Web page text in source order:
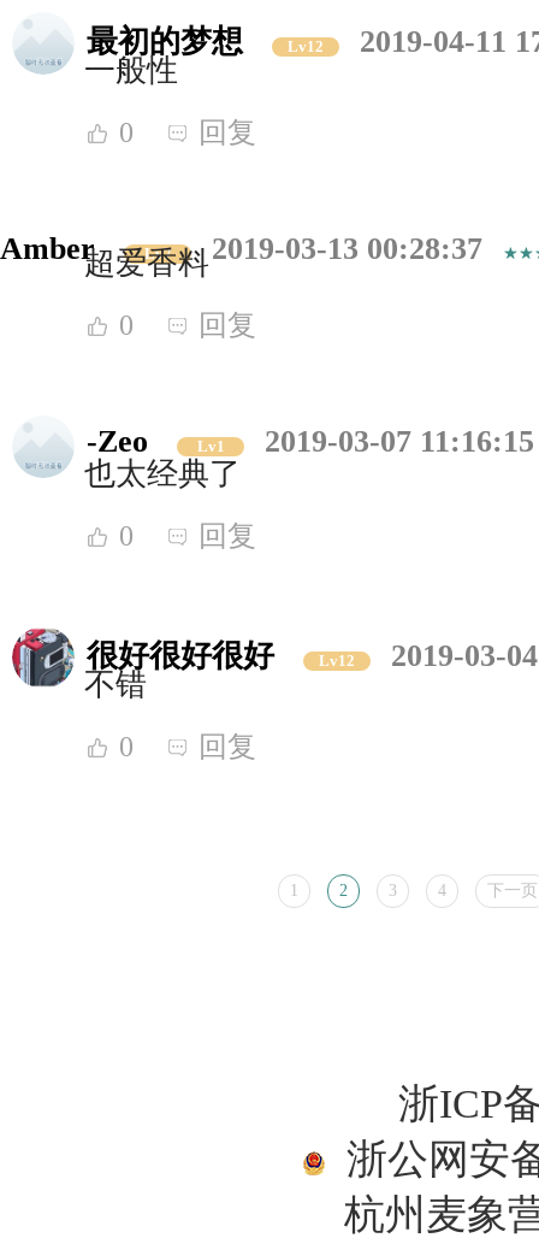
最初的梦想 Lv12
2019-04-11
一般性
0 回复
Amber Lv7 2019-03-13 00:28:37
超爱香料
0 回复
-Zeo Lv1
2019-03-07 11:16:15
也太经典了
0 回复
很好很好很好 Lv12
2019-03-
不错
0 回复
1 2 3 4 下一页
浙ICP
浙公网安
杭州麦象